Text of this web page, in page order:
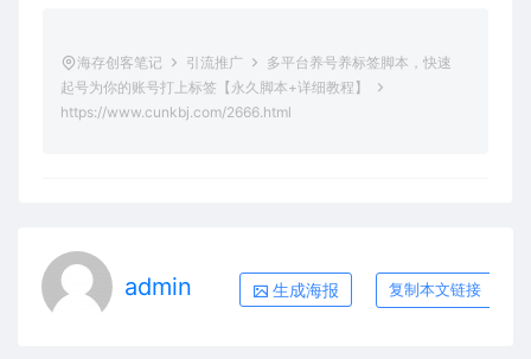
海存创客笔记 引流推广
多平台养号养标签脚本，快速
起号为你的账号打上标签【永久脚本+详细教程】
https://www.cunkbj.com/2666.html
admin 生成海报 复制本文链接